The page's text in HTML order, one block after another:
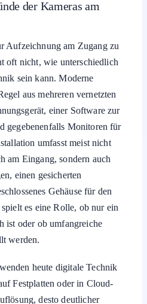
oft nicht, wie unterschiedlich
sein kann. Moderne
aus mehreren vernetzten
einer Software zur
gegebenenfalls Monitoren für
umfasst meist nicht
am Eingang, sondern auch
einen gesicherten
Gehäuse für den
es eine Rolle, ob nur ein
oder ob umfangreiche
werden.
Festplatten oder in Cloud-
desto deutlicher